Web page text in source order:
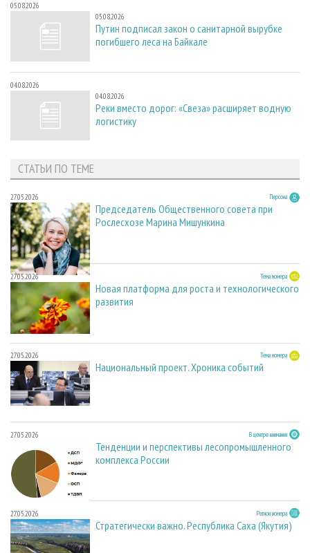
05.08.2026
05.08.2026
Путин подписал закон о санитарной вырубке
погибшего леса на Байкале
04.08.2026
04.08.2026
Реки вместо дорог: «Свеза» расширяет водную
логистику
СТАТЬИ ПО ТЕМЕ
27.05.2026 Персона
Председатель Общественного совета при
Рослесхозе Марина Мишункина
27.05.2026 Тема номера
Новая платформа для роста и технологического
развития
27.05.2026 Тема номера
Национальный проект. Хроника событий
27.05.2026 В центре внимания
Тенденции и перспективы лесопромышленного
комплекса России
27.05.2026 Регион номера
Стратегически важно. Республика Саха (Якутия)